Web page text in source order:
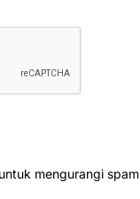
mengurangi